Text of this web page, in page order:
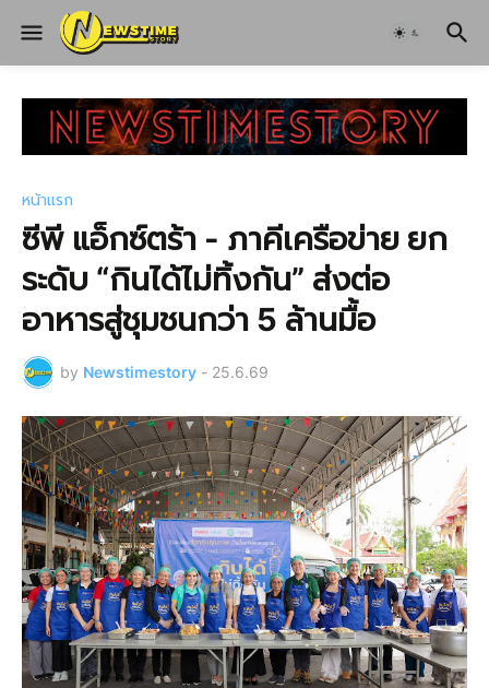
หน้าแรก
ซีพี แอ็กซ์ตร้า - ภาคีเครือข่าย ยก
ระดับ “กินได้ไม่ทิ้งกัน” ส่งต่อ
อาหารสู่ชุมชนกว่า 5 ล้านมื้อ
by Newstimestory - 25.6.69